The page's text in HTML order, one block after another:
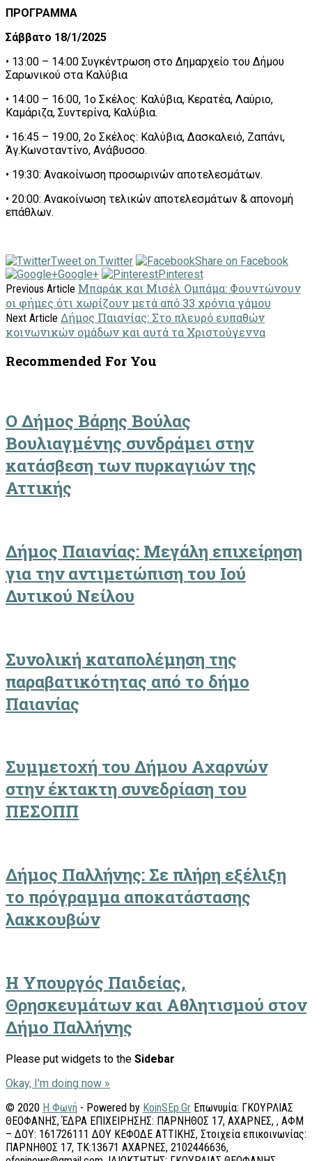
ΠΡΟΓΡΑΜΜΑ
Σάββατο 18/1/2025
• 13:00 – 14:00 Συγκέντρωση στο Δημαρχείο του Δήμου
Σαρωνικού στα Καλύβια
• 14:00 – 16:00, 1o Σκέλος: Καλύβια, Κερατέα, Λαύριο,
Καμάριζα, Συντερίνα, Kαλύβια.
• 16:45 – 19:00, 2o Σκέλος: Καλύβια, Δασκαλειό, Ζαπάνι,
Άγ.Κωνσταντίνο, Ανάβυσσο.
• 19:30: Ανακοίνωση προσωρινών αποτελεσμάτων.
• 20:00: Ανακοίνωση τελικών αποτελεσμάτων & απονομή
επάθλων.
Tweet on Twitter
Share on Facebook
Google+
Pinterest
Previous Article Μπαράκ και Μισέλ Ομπάμα: Φουντώνουν
οι φήμες ότι χωρίζουν μετά από 33 χρόνια γάμου
Next Article Δήμος Παιανίας: Στο πλευρό ευπαθών
κοινωνικών ομάδων και αυτά τα Χριστούγεννα
Recommended For You
Ο Δήμος Βάρης Βούλας
Βουλιαγμένης συνδράμει στην
κατάσβεση των πυρκαγιών της
Αττικής
Δήμος Παιανίας: Μεγάλη επιχείρηση
για την αντιμετώπιση του Ιού
Δυτικού Νείλου
Συνολική καταπολέμηση της
παραβατικότητας από το δήμο
Παιανίας
Συμμετοχή του Δήμου Αχαρνών
στην έκτακτη συνεδρίαση του
ΠΕΣΟΠΠ
Δήμος Παλλήνης: Σε πλήρη εξέλιξη
το πρόγραμμα αποκατάστασης
λακκουβών
Η Υπουργός Παιδείας,
Θρησκευμάτων και Αθλητισμού στον
Δήμο Παλλήνης
Please put widgets to the Sidebar
Okay, I'm doing now »
© 2020 Η Φωνή - Powered by KoinSEp.Gr Επωνυμία: ΓΚΟΥΡΛΙΑΣ
ΘΕΟΦΑΝΗΣ, ΈΔΡΑ ΕΠΙΧΕΙΡΗΣΗΣ: ΠΑΡΝΗΘΟΣ 17, ΑΧΑΡΝΕΣ, , ΑΦΜ
– ΔΟΥ: 161726111 ΔΟΥ ΚΕΦΟΔΕ ΑΤΤΙΚΗΣ, Στοιχεία επικοινωνίας:
ΠΑΡΝΗΘΟΣ 17, ΤΚ:13671 ΑΧΑΡΝΕΣ, 2102446636,